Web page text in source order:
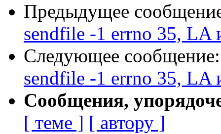
Предыдущее
sendfile -1 errno 35, LA
Следующее
sendfile -1 errno 35, LA
Сообщения,
[ теме ] [ автору ]